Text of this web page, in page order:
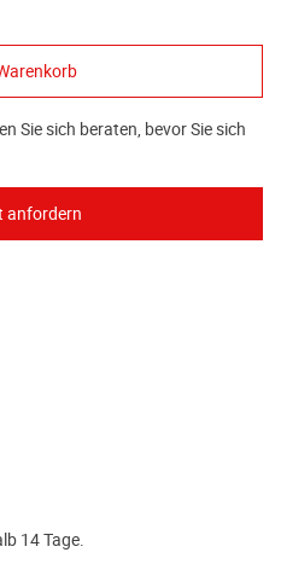
Sie sich beraten, bevor Sie sich
14 Tage.